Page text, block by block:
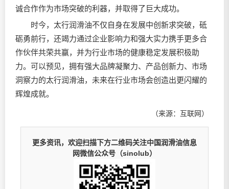
诚合作作为市场突破的利器，并取得了巨大成功。
时今，太行润滑油不仅自身在发展中创新求突破，砥
砺勇前行，还竭力通过企业影响力和强大实力携手更多合
作伙伴共荣共赢，并为行业市场的健康稳定发展积极助
力。可以预见，拥有强大品牌凝聚力、产品创新力、市场
洞察力的太行润滑油，未来在行业市场会创造出更闪耀的
辉煌成就。
（来源：互联网）
更多资讯，欢迎扫描下方二维码关注中国润滑油信息
网微信公众号（sinolub）